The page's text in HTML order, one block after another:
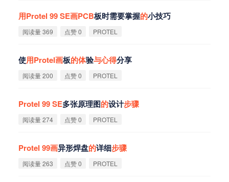
用Protel 99SE画PCB板时需要掌握的小技巧
阅读量 369 点赞 0 PROTEL
使用Protel画板的体验与心得分享
阅读量 200 点赞 0 PROTEL
Protel 99SE多张原理图的设计步骤
阅读量 274 点赞 0 PROTEL
Protel 99画异形焊盘的详细步骤
阅读量 263 点赞 0 PROTEL